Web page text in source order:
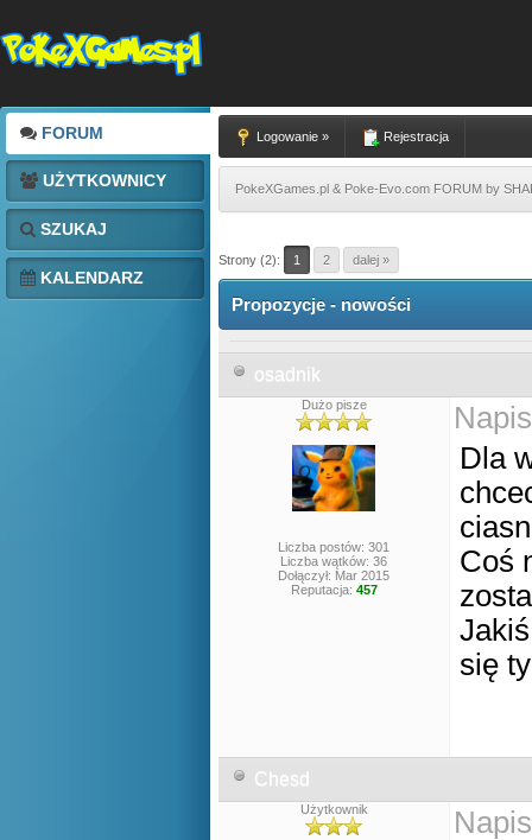
FORUM
UŻYTKOWNICY
SZUKAJ
KALENDARZ
Logowanie » Rejestracja
PokeXGames.pl & Poke-Evo.com FORUM by
Strony (2): 1 2 dalej »
Propozycje - nowości
osadnik
Dużo pisze
Liczba postów: 301
Liczba wątków: 36
Dołączył: Mar 2015
Reputacja: 457
Dla
Coś
się
Chesd
Użytkownik